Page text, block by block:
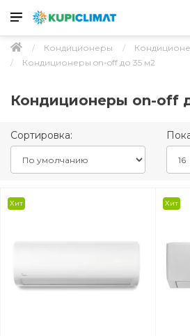
Кондиционеры
Кондиционеры on-off до 35 м2
Кондиционеры on-off
Сортировка:
Хит Хит